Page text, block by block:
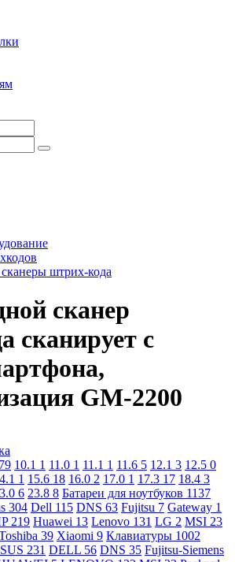
штрих-кода
сканер
сканирует с
GM-2200
79 10.1 1 11.0 1 11.1 1 11.6 5 12.1 3 12.5 0
1 15.6 18 16.0 2 17.0 1 17.3 17 18.4 3
6 23.8 8 Батареи для ноутбуков 1137
304 Dell 115 DNS 63 Fujitsu 7 Gateway 1
219 Huawei 13 Lenovo 131 LG 2 MSI 23
39 Xiaomi 9 Клавиатуры 1002
231 DELL 56 DNS 35 Fujitsu-Siemens